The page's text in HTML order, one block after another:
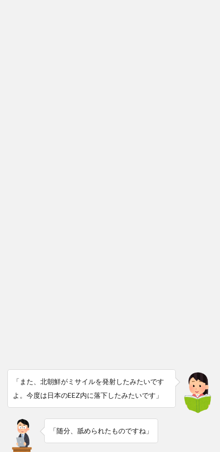
「また、北朝鮮がミサイルを発射したみたいです
よ。今度は日本のEEZ内に落下したみたいです」
「随分、舐められたものですね」